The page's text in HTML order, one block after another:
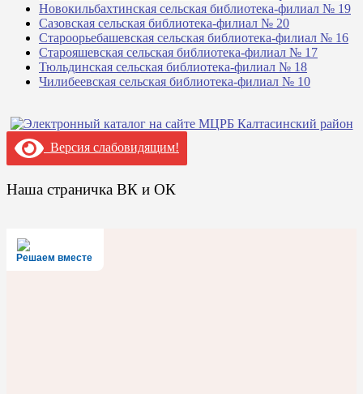
Новокильбахтинская сельская библиотека-филиал № 19
Сазовская сельская библиотека-филиал № 20
Староорьебашевская сельская библиотека-филиал № 16
Старояшевская сельская библиотека-филиал № 17
Тюльдинская сельская библиотека-филиал № 18
Чилибеевская сельская библиотека-филиал № 10
Версия слабовидящим!
Наша страничка ВК и ОК
Решаем вместе